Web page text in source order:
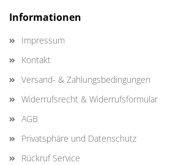
Informationen
Impressum
Kontakt
Versand- & Zahlungsbedingungen
Widerrufsrecht & Widerrufsformular
AGB
Privatsphäre und Datenschutz
Rückruf Service